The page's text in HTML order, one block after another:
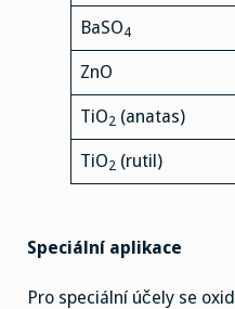
BaSO4
ZnO
TiO2 (anatas)
TiO2 (rutil)
Speciální aplikace
Pro speciální účely se